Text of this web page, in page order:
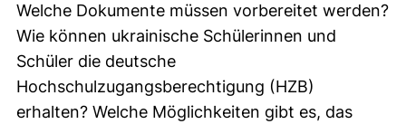
Welche Dokumente müssen vorbereitet werden?
Wie können ukrainische Schülerinnen und
Schüler die deutsche
Hochschulzugangsberechtigung (HZB)
erhalten? Welche Möglichkeiten gibt es, das